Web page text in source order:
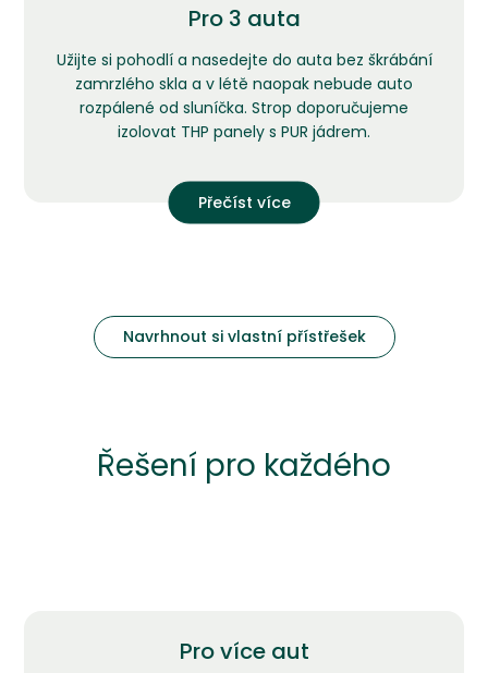
Pro 3 auta
Užijte si pohodlí a nasedejte do auta bez škrábání
zamrzlého skla a v létě naopak nebude auto
rozpálené od sluníčka. Strop doporučujeme
izolovat THP panely s PUR jádrem.
Přečíst více
Navrhnout si vlastní přístřešek
Řešení pro každého
Pro více aut